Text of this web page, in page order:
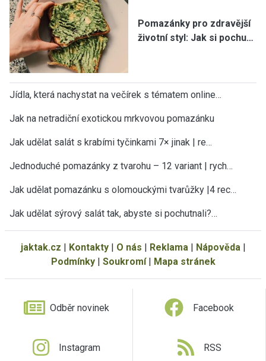
Pomazánky pro zdravější
životní styl: Jak si pochu…
Jídla, která nachystat na večírek s tématem online…
Jak na netradiční exotickou mrkvovou pomazánku
Jak udělat salát s krabími tyčinkami 7× jinak | re…
Jednoduché pomazánky z tvarohu – 12 variant | rych…
Jak udělat pomazánku s olomouckými tvarůžky |4 rec…
Jak udělat sýrový salát tak, abyste si pochutnali?…
jaktak.cz | Kontakty| O nás | Reklama | Nápověda |
Podmínky| Soukromí| Mapa stránek
Odběr novinek Facebook
Instagram RSS